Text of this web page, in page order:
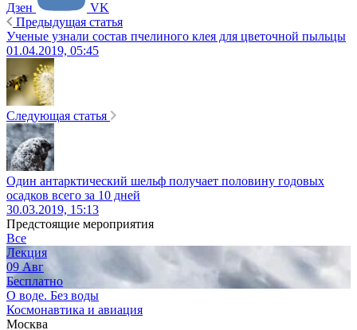
Дзен
VK
Предыдущая статья
Ученые узнали состав пчелиного клея для цветочной пыльцы
01.04.2019, 05:45
Следующая статья
Один антарктический шельф получает половину годовых
осадков всего за 10 дней
30.03.2019, 15:13
Предстоящие мероприятия
Все
Лекция
09 Авг
Бесплатно
О воде. Без воды
Космонавтика и авиация
Москва